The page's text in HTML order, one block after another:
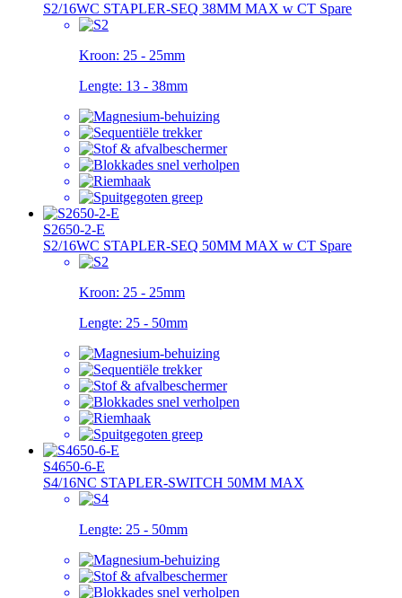
S2/16WC STAPLER-SEQ 38MM MAX w CT Spare
Kroon: 25 - 25mm
Lengte: 13 - 38mm
S2650-2-E
S2/16WC STAPLER-SEQ 50MM MAX w CT Spare
Kroon: 25 - 25mm
Lengte: 25 - 50mm
S4650-6-E
S4/16NC STAPLER-SWITCH 50MM MAX
Lengte: 25 - 50mm